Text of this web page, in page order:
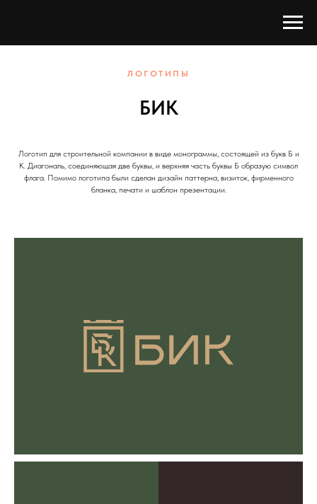
ЛОГОТИПЫ
БИК
Логотип для строительной компании в виде монограммы, состоящей из букв Б и
К. Диагональ, соединяющая две буквы, и верхняя часть буквы Б образую символ
флага. Помимо логотипа были сделан дизайн паттерна, визиток, фирменного
бланка, печати и шаблон презентации.